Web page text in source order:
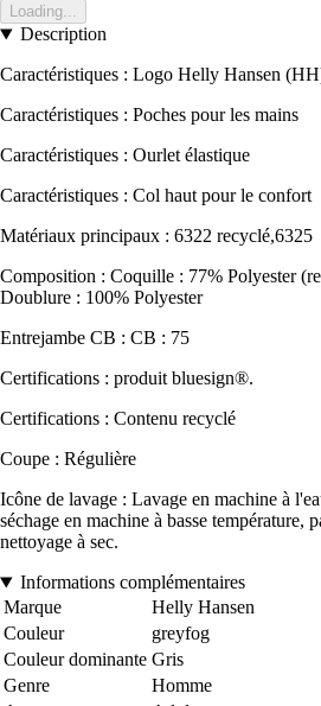
Loading...
Description
Caractéristiques : Logo Helly Hansen
Caractéristiques : Poches pour les mains
Caractéristiques : Ourlet élastique
Caractéristiques : Col haut pour le confort
Matériaux principaux : 6322 recyclé,6325
Composition : Coquille : 77% Polyester
Doublure : 100% Polyester
Entrejambe CB : CB : 75
Certifications : produit bluesign®.
Certifications : Contenu recyclé
Coupe : Régulière
Icône de lavage : Lavage en machine à
séchage en machine à basse température,
nettoyage à sec.
Informations complémentaires
Marque
Helly Hansen
Couleur
greyfog
Couleur dominante Gris
Genre
Homme